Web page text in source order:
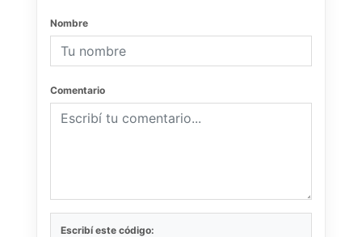
Nombre
Comentario
Escribí este código: